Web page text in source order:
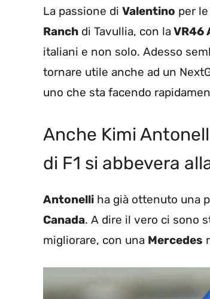
La passione di Valentino per
Ranch di Tavullia, con laVR46
italiani e non solo. Adesso
tornare utile anche ad un
uno che sta facendo
Anche Kimi
di F1 si abbevera
Antonelli ha già ottenuto una
Canada. A dire il vero ci sono
migliorare, con una Mercedes